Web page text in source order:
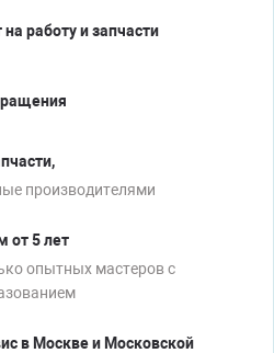
работу и запчасти
производителями
от 5 лет
опытных мастеров с
в Москве и Московской